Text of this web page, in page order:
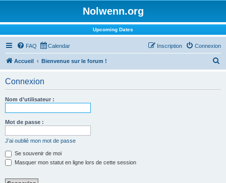
Nolwenn.org
Upcoming Dates
FAQ Calendar Connexion
Inscription
Accueil Bienvenue sur le forum !
Connexion
Nom d’utilisateur :
Mot de passe :
J’ai oublié mon mot de passe
Se souvenir de moi
Masquer mon statut en ligne lors de cette session